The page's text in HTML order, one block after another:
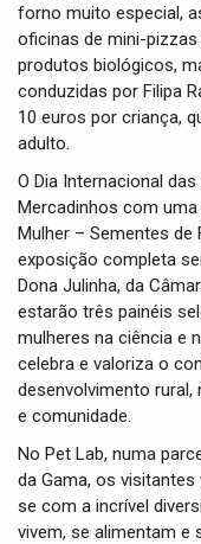
forno muito especial,
oficinas de mini-
produtos biológicos,
conduzidas por Filipa
10 euros por criança,
adulto.
O Dia Internacional
Mercadinhos com
Mulher – Sementes de
exposição completa
Dona Julinha, da
estarão três painéis
mulheres na ciência e
celebra e valoriza o
desenvolvimento
e comunidade.
No Pet Lab, numa
da Gama, os
se com a incrível
vivem, se alimentam e